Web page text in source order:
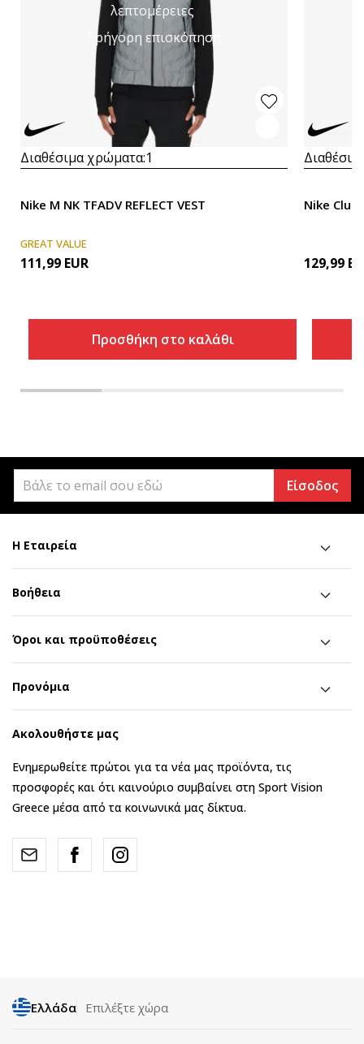
λεπτομέρειες
Γρήγορη επισκόπηση
Διαθέσιμα χρώματα:1
Nike M NK TFADV REFLECT VEST
GREAT VALUE
111,99 EUR
Προσθήκη στο καλάθι
129,99
Είσοδος
Η Εταιρεία
Βοήθεια
Όροι και προϋποθέσεις
Προνόμια
Ακολουθήστε μας
Ενημερωθείτε πρώτοι για τα νέα μας προϊόντα, τις
προσφορές και ότι καινούριο συμβαίνει στη Sport Vision
Greece μέσα από τα κοινωνικά μας δίκτυα.
Ελλάδα Επιλέξτε χώρα